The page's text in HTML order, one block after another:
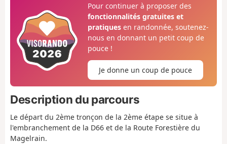
Pour continuer à proposer des
fonctionnalités gratuites et
pratiquesen randonnée, soutenez-
nous en donnant un petit coup de
pouce !
Je donne un coup de pouce
Description du parcours
Le départ du 2ème tronçon de la 2ème étape se situe à
l'embranchement de la D66 et de la Route Forestière du
Magelrain.